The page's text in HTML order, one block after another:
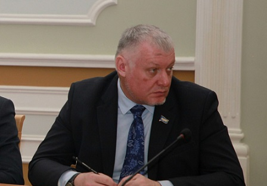
Перейти к основному содержанию